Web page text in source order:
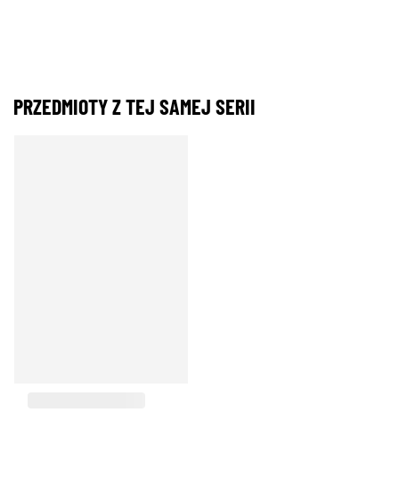
PRZEDMIOTY Z TEJ SAMEJ SERII